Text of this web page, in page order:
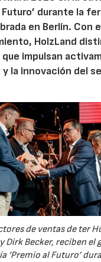
Futuro’ durante la
en Berlín. Con
HolzLand
que impulsan
y la innovación del
de ventas de ter
Dirk Becker, reciben el
‘Premio al Futuro’